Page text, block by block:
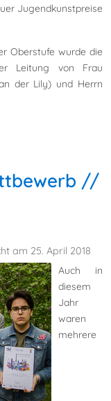
Jugendkunstpreise
Oberstufe wurde die
Leitung von Frau
der Lily) und Herrn
//
am 25. April 2018
Auch in
diesem
Jahr
waren
mehrere